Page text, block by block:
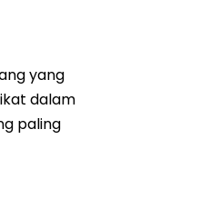
yang
dalam
paling